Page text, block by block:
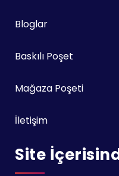
Bloglar
Baskılı Poşet
Mağaza Poşeti
İletişim
Site